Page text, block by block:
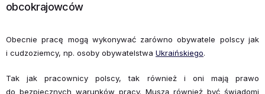
obcokrajowców
Obecnie pracę mogą wykonywać zarówno obywatele polscy jak
i cudzoziemcy, np. osoby obywatelstwa Ukraińskiego.
Tak jak pracownicy polscy, tak również i oni mają prawo
do bezpiecznych warunków pracy. Muszą również być świadomi